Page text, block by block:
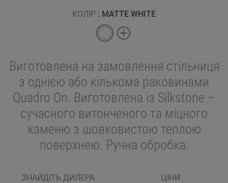
КОЛІР : MATTE WHITE
Виготовлена на замовлення стільниця
з однією або кількома раковинами
Quadro Оn. Виготовлена із Silkstone –
сучасного витонченого та міцного
каменю з шовковистою теплою
поверхнею. Ручна обробка.
ЗНАЙДІТЬ ДИЛЕРА ЦІНИ